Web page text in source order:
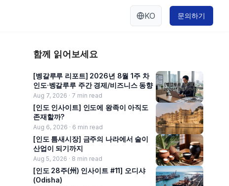
KO 문의하기
함께 읽어보세요
[벵갈루루 리포트] 2026년 8월 1주 차
인도·벵갈루루 주간 경제/비즈니스 동향
Aug 7, 2026 · 7 min read
[인도 인사이트] 인도에 왕족이 아직도
존재할까?
Aug 6, 2026 · 6 min read
[인도 틈새시장] 금주의 나라에서 술이
산업이 되기까지
Aug 5, 2026 · 8 min read
[인도 28주(州) 인사이트 #11] 오디샤
(Odisha)